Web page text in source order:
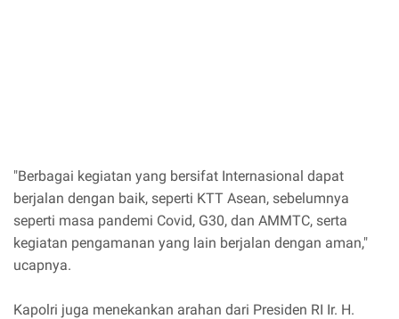
"Berbagai kegiatan yang bersifat Internasional dapat
berjalan dengan baik, seperti KTT Asean, sebelumnya
seperti masa pandemi Covid, G30, dan AMMTC, serta
kegiatan pengamanan yang lain berjalan dengan aman,"
ucapnya.
Kapolri juga menekankan arahan dari Presiden RI Ir. H.